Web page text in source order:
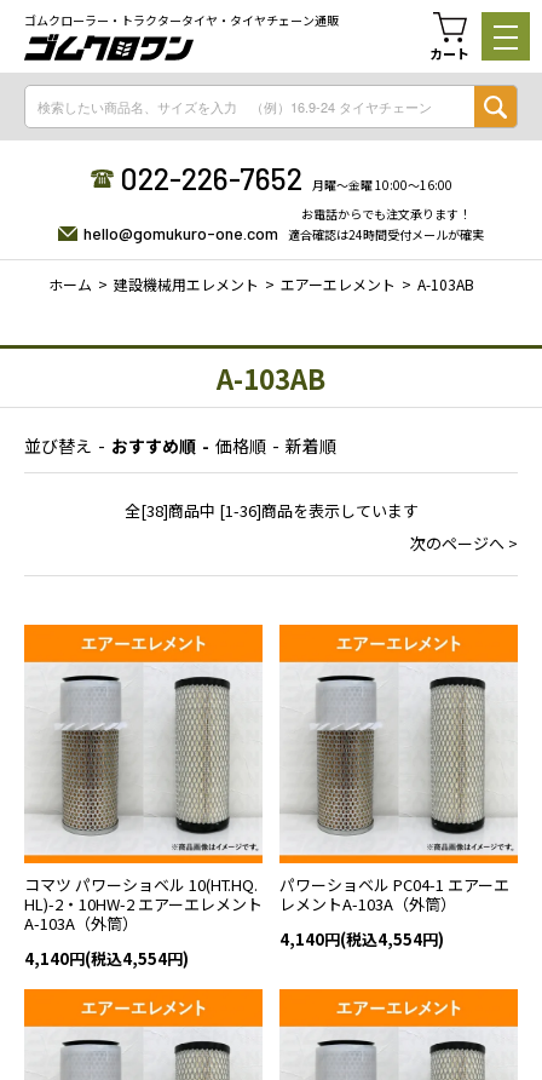
ゴムクローラー・トラクタータイヤ・タイヤチェーン通販
カート
022-226-7652 月曜〜金曜 10:00〜16:00
hello@gomukuro-one.com
お電話からでも注文承ります！
適合確認は24時間受付メールが確実
ホーム 建設機械用エレメント エアーエレメント A-103AB
A-103AB
並び替え おすすめ順 価格順 新着順
全[38]商品中 [1-36]商品を表示しています
次のページへ >
コマツ パワーショベル 10(HT.HQ.
HL)-2・10HW-2 エアーエレメント
A-103A（外筒）
4,140円(税込4,554円)
パワーショベル PC04-1 エアーエ
レメントA-103A（外筒）
4,140円(税込4,554円)